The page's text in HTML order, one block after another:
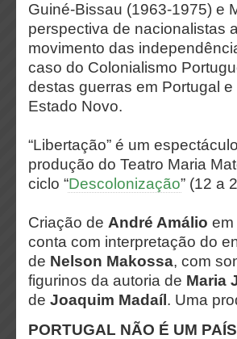
Guiné-Bissau (1963-1975) e
perspectiva de nacionalistas
movimento das
caso do Colonialismo
destas guerras em Portugal
Estado Novo.
“Libertação” é um
produção do Teatro Maria
ciclo “Descolonização” (12 a
Criação de André Amálio em
conta com interpretação do
de Nelson Makossa, com
figurinos da autoria de Maria
de Joaquim Madaíl . Uma
PORTUGAL NÃO É UM